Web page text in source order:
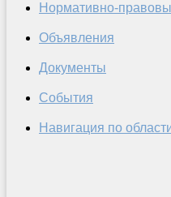
Нормативно-
Объявления
Документы
События
Навигация по